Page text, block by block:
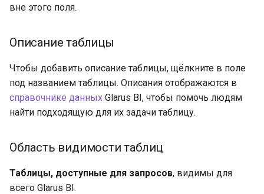
вне этого поля.
Описание таблицы
Чтобы добавить описание таблицы, щёлкните в поле
под названием таблицы. Описания отображаются в
справочнике данных Glarus BI, чтобы помочь людям
найти подходящую для их задачи таблицу.
Область видимости таблиц
Таблицы, доступные для запросов, видимы для
всего Glarus BI.